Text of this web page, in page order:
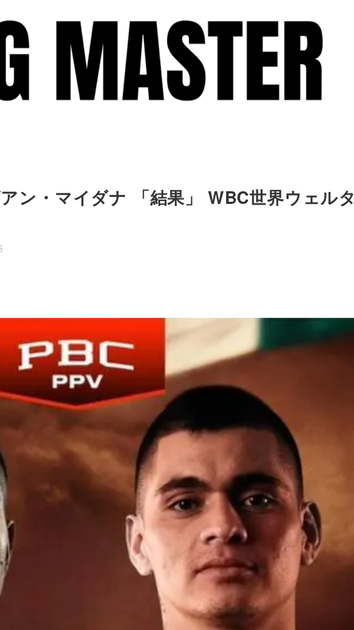
ン・マイダナ 「結果」 WBC世界ウェルタ